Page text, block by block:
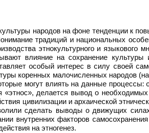
народов на фоне тенденции к
традиций и национальных
этнокультурного и
влияние на сохранение
особый интерес в силу своей
коренных малочисленных народов
могут влиять на данные
делается вывод о
цивилизации и архаической
сделать выводы о движущих
внутренних факторов
на этногенез.